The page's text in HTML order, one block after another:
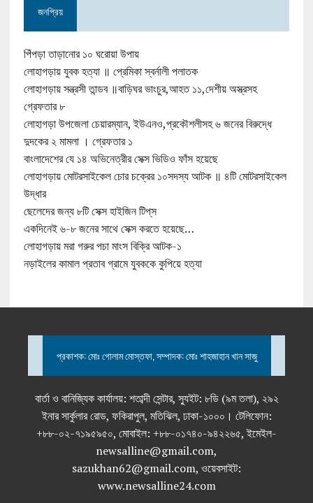
জনপ্রিয়
পিঁপড়া তাড়ানোর ১০ ঘরোয়া উপায়
লোহাগড়ায় যুবক হত্যা ॥ প্রেমিকা স্বর্নালী পলাতক
লোহাগড়ায় সন্ত্রসী তান্ডব ॥বাড়িঘর ভাংচুর,আহত ১১,দেশীয় অস্ত্রসহ
গ্রেফতার ৮
লোহাগড়া উপজেলা চেয়ারম্যান, ইউএনও,প্রকৌশলীসহ ৬ জনের বিরুদ্ধে
দুদকের ২ মামলা । গ্রেফতার ১
বাংলাদেশের যে ১৪ অভিনেত্রীর সেক্স ভিডিও ফাঁস হয়েছে
লোহাগড়ায় মোটরসাইকেল চোর চক্রের ১০সদস্য আটক ॥ ৪টি মোটরসাইকেল
উদ্ধার
ছেলেদের জন্য ৮টি সেক্স হাইজিন টিপ্‌স
একদিনেই ৬-৮ জনের সাথে সেক্স করতে হয়েছে…
লোহাগড়ায় মরা গরুর পচা মাংস বিক্রি আটক-১
নড়াইলের কামাল প্রতাব গ্রামে যুবককে কুপিয়ে হত্যা
প্রকাশক: মোঃ গোলাম মোস্তফা, সম্পাদক: মোঃ শাহজাহান খান সাজু
বার্তা ও বানিজ্যিক কার্যালয়: শতাব্দী সেন্টার, স্যুইট: ৮ডি (৯ম তলা), ২৯২
ইনার সার্কুলার রোড, ফকিরাপুল, মতিঝিল, ঢাকা-১০০০। টেলিফোন:
+৮৮-০২-৭১৯৫৯৫০, মোবাইল: +৮৮-০১৭৪০-৯৪২২৬৫, ইমেইল-
newsalline@gmail.com,
sazukhan62@gmail.com, ওয়েবসাইট:
www.newsalline24.com